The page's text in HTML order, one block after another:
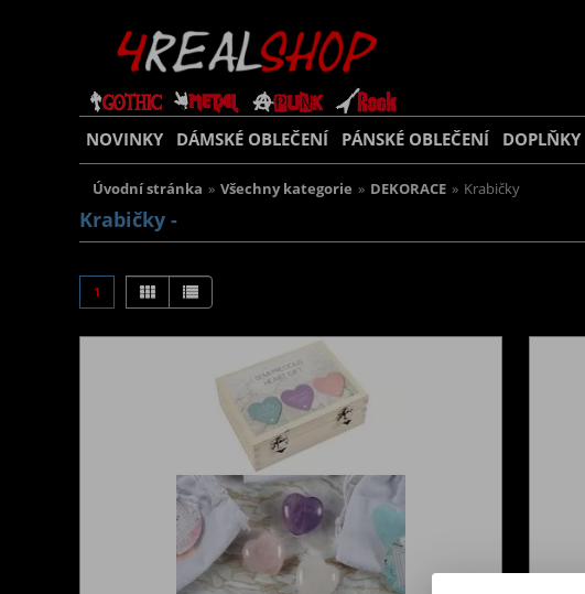
NOVINKY DÁMSKÉ OBLEČENÍ PÁNSKÉ OBLEČENÍ DOPLŇKY
Úvodní stránka » Všechny kategorie » DEKORACE » Krabičky
Krabičky -
1